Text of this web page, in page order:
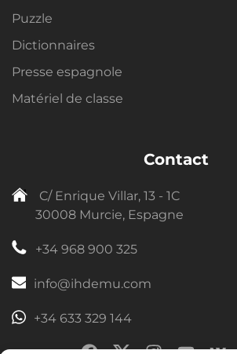
Puzzle
Dictionnaires
Presse espagnole
Matériel de classe
Contact
C/ Enrique Villar, 13 - 1C
30008 Murcie, Espagne
+34 968 900 325
info@ihdemu.com
+34 633 329 144